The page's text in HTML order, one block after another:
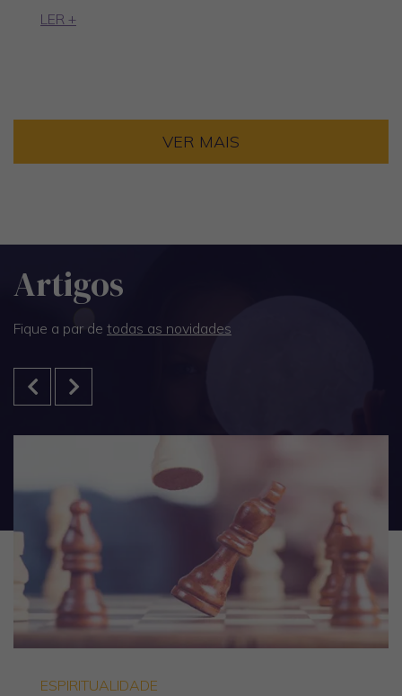
LER +
VER MAIS
Artigos
Fique a par de todas as novidades
ESPIRITUALIDADE